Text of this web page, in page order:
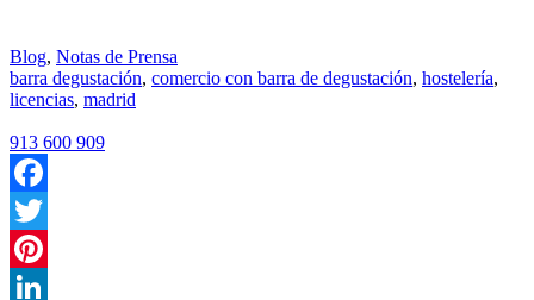
Blog, Notas de Prensa
barra degustación, comercio con barra de degustación, hostelería,
licencias, madrid
913 600 909
Facebook
Twitter
Pinterest